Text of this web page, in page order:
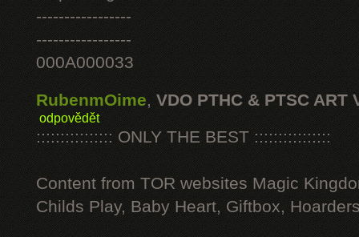
-----------------
-----------------
000A000033
RubenmOime, VDO PTHC & PTSC ART
odpovědět
:::::::::::::::: ONLY THE BEST ::::::::::::::::
Content from TOR websites Magic
Childs Play, Baby Heart, Giftbox,